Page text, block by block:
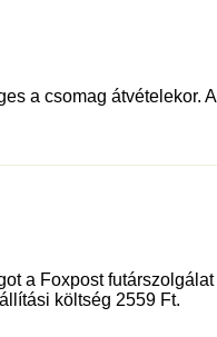
a csomag átvételekor.
a Foxpost
költség 2559 Ft.